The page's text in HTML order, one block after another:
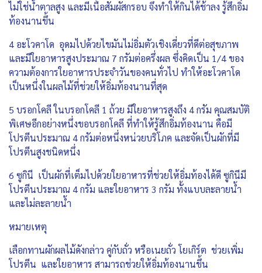
ไม่ใช่น้ำตาลสูง และมีเนื้อสัมผัสกรอบ จึงทำให้กินได้ช้าลง รู้สึกอิ่ม
ท้องนานขึ้น
4 อะโวคาโด อุดมไปด้วยไขมันไม่อิ่มตัวเชิงเดี่ยวที่ดีต่อสุขภาพ
และมีใยอาหารสูงประมาณ 7 กรัมต่อครึ่งผล ซึ่งคิดเป็น 1/4 ของ
ความต้องการใยอาหารประจำวันของคนทั่วไป ทำให้อะโวคาโด
เป็นหนึ่งในผลไม้ที่ช่วยให้อิ่มท้องนานที่สุด
5 บรอกโคลี ในบรอกโคลี 1 ถ้วย มีใยอาหารสูงถึง 4 กรัม คุณสมบัติ
พิเศษอีกอย่างหนึ่งขอบรอกโคลี ที่ทำให้รู้สึกอิ่มท้องนาน คือมี
โปรตีนประมาณ 4 กรัมต่อหนึ่งหน่วยบริโภค และจัดเป็นผักที่มี
โปรตีนสูงชนิดหนึ่ง
6 ซูกินี เป็นผักที่เต็มไปด้วยใยอาหารที่ช่วยให้อิ่มท้องได้ดี ซูกินีมี
โปรตีนประมาณ 4 กรัม และใยอาหาร 3 กรัม ทั้งแบบละลายน้ำ
และไม่ละลายน้ำ
หมายเหตุ
เลือกทานผักผลไม้ดังกล่าว คู่กับถั่ว หรือเนยถั่ว โยเกิร์ต ช่วยเพิ่ม
โปรตีน และใยอาหาร สามารถช่วยให้อิ่มท้องนานขึ้น